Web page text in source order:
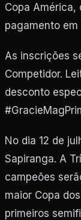
Copa América,
pagamento
As inscrições
Competidor.
desconto
No dia 12 de
Sapiranga. A
campeões
maior Copa
primeiros